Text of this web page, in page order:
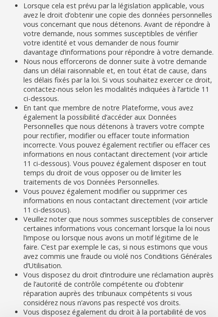
Lorsque cela est prévu par la législation applicable, vous
avez le droit d’obtenir une copie des données personnelles
vous concernant que nous détenons. Avant de répondre à
votre demande, nous sommes susceptibles de vérifier
votre identité et vous demander de nous fournir
davantage d’informations pour répondre à votre demande.
Nous nous efforcerons de donner suite à votre demande
dans un délai raisonnable et, en tout état de cause, dans
les délais fixés par la loi. Si vous souhaitez exercer ce droit,
contactez-nous selon les modalités indiquées à l’article 11
ci-dessous.
En tant que membre de notre Plateforme, vous avez
également la possibilité d’accéder aux Données
Personnelles que nous détenons à travers votre compte
pour rectifier, modifier ou effacer toute information
incorrecte. Vous pouvez également rectifier ou effacer ces
informations en nous contactant directement (voir article
11 ci-dessous). Vous pouvez également disposer en tout
temps du droit de vous opposer ou de limiter les
traitements de vos Données Personnelles.
Vous pouvez également modifier ou supprimer ces
informations en nous contactant directement (voir article
11 ci-dessous).
Veuillez noter que nous sommes susceptibles de conserver
certaines informations vous concernant lorsque la loi nous
l’impose ou lorsque nous avons un motif légitime de le
faire. C’est par exemple le cas, si nous estimons que vous
avez commis une fraude ou violé nos Conditions Générales
d’Utilisation.
Vous disposez du droit d’introduire une réclamation auprès
de l’autorité de contrôle compétente ou d’obtenir
réparation auprès des tribunaux compétents si vous
considérez nous n’avons pas respecté vos droits.
Vous disposez également du droit à la portabilité de vos